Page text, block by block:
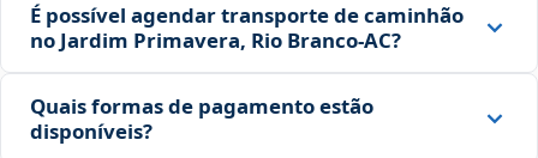
É possível agendar transporte de caminhão
no Jardim Primavera, Rio Branco‑AC?
Quais formas de pagamento estão
disponíveis?